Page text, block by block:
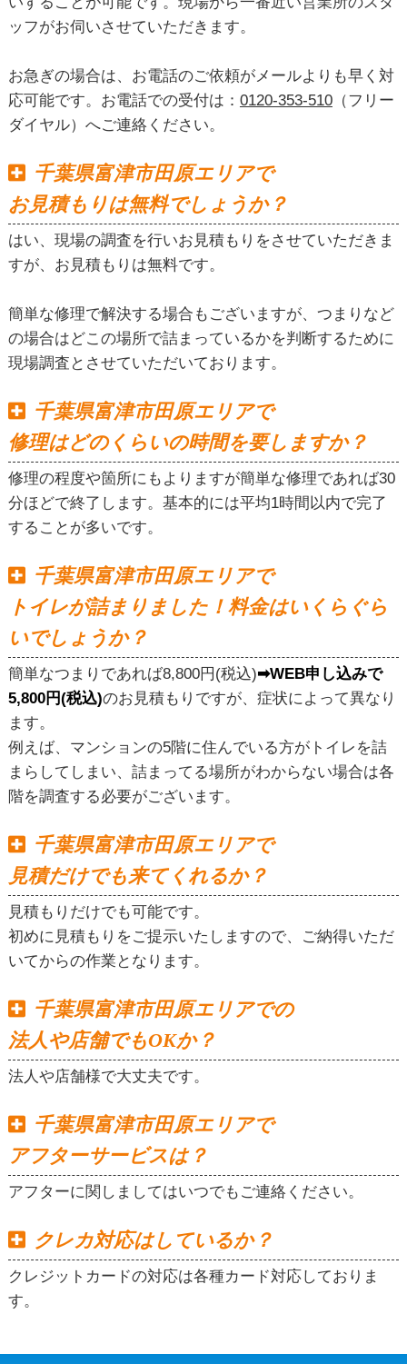
ッフがお伺いさせていただきます。
お急ぎの場合は、お電話のご依頼がメールよりも早く対
応可能です。お電話での受付は： 0120-353-510（フリー
ダイヤル）へご連絡ください。
千葉県富津市田原エリアで
お見積もりは無料でしょうか？
はい、現場の調査を行いお見積もりをさせていただきま
すが、お見積もりは無料です。
簡単な修理で解決する場合もございますが、つまりなど
の場合はどこの場所で詰まっているかを判断するために
現場調査とさせていただいております。
千葉県富津市田原エリアで
修理はどのくらいの時間を要しますか？
修理の程度や箇所にもよりますが簡単な修理であれば30
分ほどで終了します。基本的には平均1時間以内で完了
することが多いです。
千葉県富津市田原エリアで
トイレが詰まりました！料金はいくらぐら
いでしょうか？
簡単なつまりであれば8,800円(税込)➡WEB申し込みで
5,800円(税込)のお見積もりですが、症状によって異なり
ます。
例えば、マンションの5階に住んでいる方がトイレを詰
まらしてしまい、詰まってる場所がわからない場合は各
階を調査する必要がございます。
千葉県富津市田原エリアで
見積だけでも来てくれるか？
見積もりだけでも可能です。
初めに見積もりをご提示いたしますので、ご納得いただ
いてからの作業となります。
千葉県富津市田原エリアでの
法人や店舗でもOKか？
法人や店舗様で大丈夫です。
千葉県富津市田原エリアで
アフターサービスは？
アフターに関しましてはいつでもご連絡ください。
クレカ対応はしているか？
クレジットカードの対応は各種カード対応しておりま
す。